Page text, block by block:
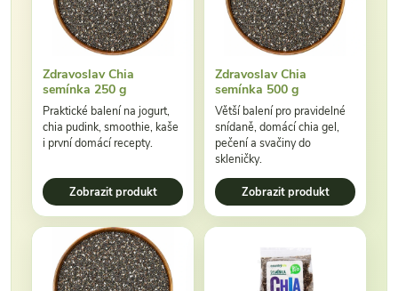
Zdravoslav Chia
semínka 250 g
Praktické balení na jogurt,
chia pudink, smoothie, kaše
i první domácí recepty.
Zobrazit produkt
Zdravoslav Chia
semínka 500 g
Větší balení pro pravidelné
snídaně, domácí chia gel,
pečení a svačiny do
skleničky.
Zobrazit produkt